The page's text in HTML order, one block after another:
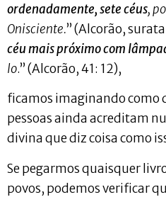
ordenadamente, sete céus,
Onisciente.” (Alcorão,
céu mais próximo com
lo.” (Alcorão, 41: 12),
ficamos imaginando como
pessoas ainda acreditam
divina que diz coisa como
Se pegarmos quaisquer
povos, podemos verificar